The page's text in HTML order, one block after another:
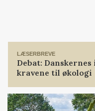
LÆSERBREVE
Debat:
kravene til økologi